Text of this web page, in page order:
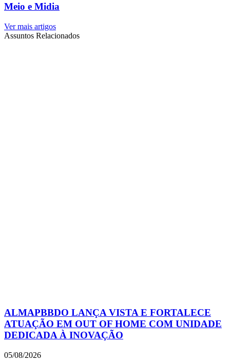
Meio e Midia
Ver mais artigos
Assuntos Relacionados
ALMAPBBDO LANÇA VISTA E FORTALECE
ATUAÇÃO EM OUT OF HOME COM UNIDADE
DEDICADA À INOVAÇÃO
05/08/2026